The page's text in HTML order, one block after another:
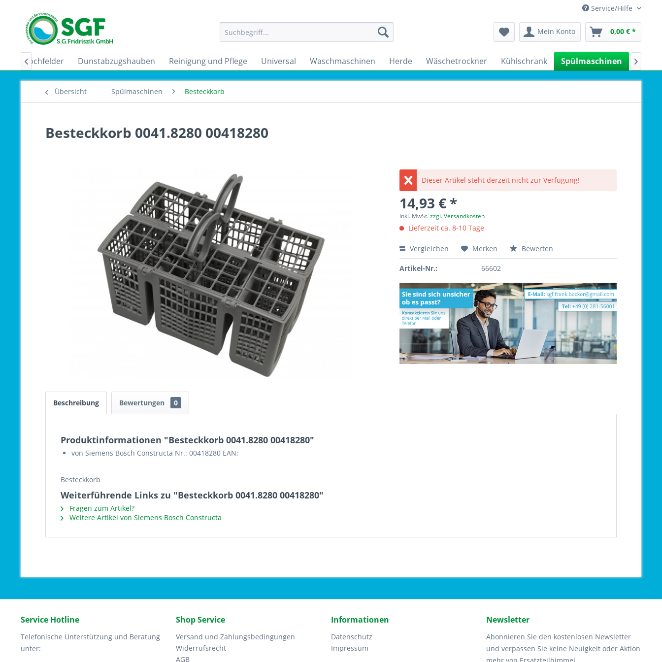
Service/Hilfe
Mein Konto 0,00 € *
Dunstabzugshauben Reinigung und Pflege Universal Waschmaschinen Herde Wäschetrockner Kühlschrank Spülmaschinen
 
Übersicht Spülmaschinen Besteckkorb
Besteckkorb 0041.8280 00418280
Dieser Artikel steht derzeit nicht zur Verfügung!
14,93 € *
inkl. MwSt.zzgl. Versandkosten
Lieferzeit ca. 8-10 Tage
Vergleichen Merken Bewerten
Artikel-Nr.: 66602
Beschreibung Bewertungen 0
Produktinformationen "Besteckkorb 0041.8280 00418280"
von Siemens Bosch Constructa Nr.: 00418280 EAN:
Besteckkorb
Weiterführende Links zu "Besteckkorb 0041.8280 00418280"
Fragen zum Artikel?
Weitere Artikel von Siemens Bosch Constructa
Service Hotline
Telefonische Unterstützung und Beratung
unter:
Shop Service
Versand und Zahlungsbedingungen
Widerrufsrecht
AGB
Informationen
Datenschutz
Impressum
Newsletter
Abonnieren Sie den kostenlosen Newsletter
und verpassen Sie keine Neuigkeit oder Aktion